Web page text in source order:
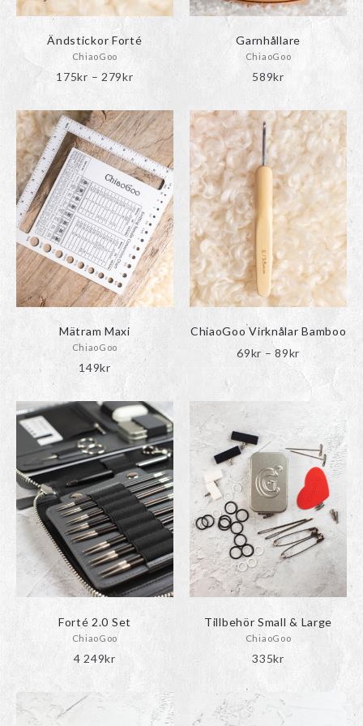
Ändstickor Forté
ChiaoGoo
175kr – 279krPrisintervall:
till
279kr
på
Garnhållare
ChiaoGoo
589kr
Mätram Maxi
ChiaoGoo
149kr
ChiaoGoo Virknålar Bamboo
69kr – 89kr
till
Den
här
produkten
har
flera
varianter.
De
olika
alternativen
kan
väljas
på
Forté 2.0 Set
ChiaoGoo
4 249kr
Tillbehör Small & Large
ChiaoGoo
335kr